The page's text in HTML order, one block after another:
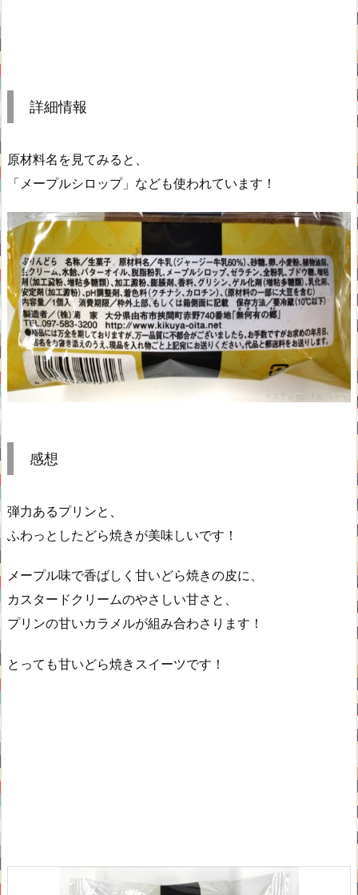
詳細情報
原材料名を見てみると、
「メープルシロップ」なども使われています！
感想
弾力あるプリンと、
ふわっとしたどら焼きが美味しいです！
メープル味で香ばしく甘いどら焼きの皮に、
カスタードクリームのやさしい甘さと、
プリンの甘いカラメルが組み合わさります！
とっても甘いどら焼きスイーツです！